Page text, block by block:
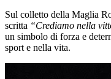
Sul colletto della Maglia
scritta “Crediamo nella
un simbolo di forza e
sport e nella vita.